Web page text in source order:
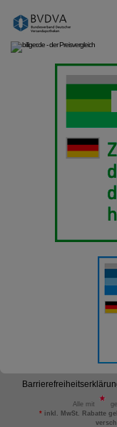
Alle mit
*inkl. MwSt. Rabatte